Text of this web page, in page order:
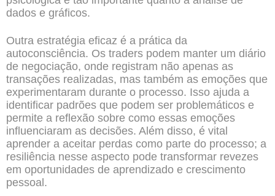
dados e gráficos.
Outra estratégia eficaz é a prática da
autoconsciência. Os traders podem manter um diário
de negociação, onde registram não apenas as
transações realizadas, mas também as emoções que
experimentaram durante o processo. Isso ajuda a
identificar padrões que podem ser problemáticos e
permite a reflexão sobre como essas emoções
influenciaram as decisões. Além disso, é vital
aprender a aceitar perdas como parte do processo; a
resiliência nesse aspecto pode transformar revezes
em oportunidades de aprendizado e crescimento
pessoal.